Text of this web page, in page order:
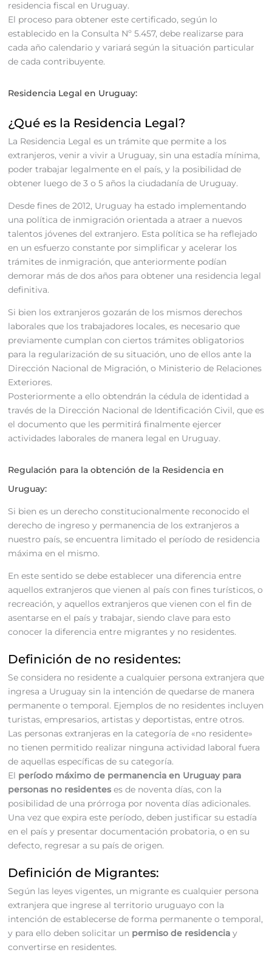
residencia fiscal en Uruguay.
El proceso para obtener este certificado, según lo
establecido en la Consulta Nº 5.457, debe realizarse para
cada año calendario y variará según la situación particular
de cada contribuyente.
Residencia Legal en Uruguay:
¿Qué es la Residencia Legal?
La Residencia Legal es un trámite que permite a los
extranjeros, venir a vivir a Uruguay, sin una estadía mínima,
poder trabajar legalmente en el país, y la posibilidad de
obtener luego de 3 o 5 años la ciudadanía de Uruguay.
Desde fines de 2012, Uruguay ha estado implementando
una política de inmigración orientada a atraer a nuevos
talentos jóvenes del extranjero. Esta política se ha reflejado
en un esfuerzo constante por simplificar y acelerar los
trámites de inmigración, que anteriormente podían
demorar más de dos años para obtener una residencia legal
definitiva.
Si bien los extranjeros gozarán de los mismos derechos
laborales que los trabajadores locales, es necesario que
previamente cumplan con ciertos trámites obligatorios
para la regularización de su situación, uno de ellos ante la
Dirección Nacional de Migración, o Ministerio de Relaciones
Exteriores.
Posteriormente a ello obtendrán la cédula de identidad a
través de la Dirección Nacional de Identificación Civil, que es
el documento que les permitirá finalmente ejercer
actividades laborales de manera legal en Uruguay.
Regulación para la obtención de la Residencia en
Uruguay:
Si bien es un derecho constitucionalmente reconocido el
derecho de ingreso y permanencia de los extranjeros a
nuestro país, se encuentra limitado el período de residencia
máxima en el mismo.
En este sentido se debe establecer una diferencia entre
aquellos extranjeros que vienen al país con fines turísticos, o
recreación, y aquellos extranjeros que vienen con el fin de
asentarse en el país y trabajar, siendo clave para esto
conocer la diferencia entre migrantes y no residentes.
Definición de no residentes:
Se considera no residente a cualquier persona extranjera que
ingresa a Uruguay sin la intención de quedarse de manera
permanente o temporal. Ejemplos de no residentes incluyen
turistas, empresarios, artistas y deportistas, entre otros.
Las personas extranjeras en la categoría de «no residente»
no tienen permitido realizar ninguna actividad laboral fuera
de aquellas específicas de su categoría.
El período máximo de permanencia en Uruguay para
personas no residenteses de noventa días, con la
posibilidad de una prórroga por noventa días adicionales.
Una vez que expira este período, deben justificar su estadía
en el país y presentar documentación probatoria, o en su
defecto, regresar a su país de origen.
Definición de Migrantes:
Según las leyes vigentes, un migrante es cualquier persona
extranjera que ingrese al territorio uruguayo con la
intención de establecerse de forma permanente o temporal,
y para ello deben solicitar un permiso de residenciay
convertirse en residentes.